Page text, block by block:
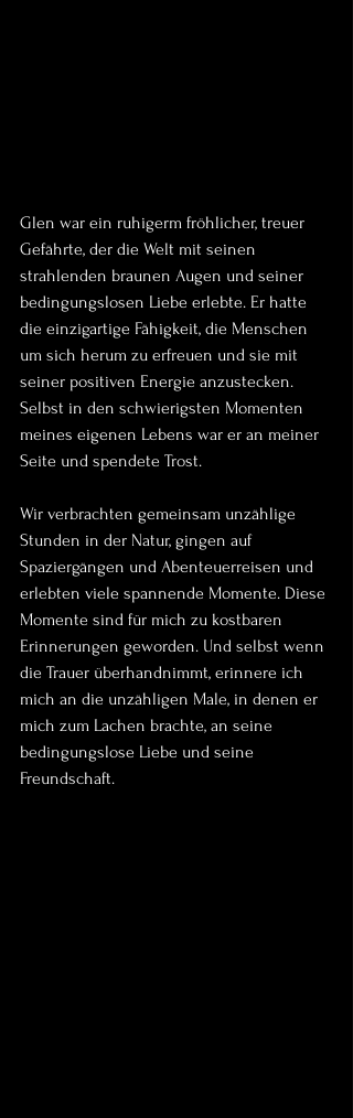
Glen war ein ruhigerm fröhlicher, treuer
Gefährte, der die Welt mit seinen
strahlenden braunen Augen und seiner
bedingungslosen Liebe erlebte. Er hatte
die einzigartige Fähigkeit, die Menschen
um sich herum zu erfreuen und sie mit
seiner positiven Energie anzustecken.
Selbst in den schwierigsten Momenten
meines eigenen Lebens war er an meiner
Seite und spendete Trost.
Wir verbrachten gemeinsam unzählige
Stunden in der Natur, gingen auf
Spaziergängen und Abenteuerreisen und
erlebten viele spannende Momente. Diese
Momente sind für mich zu kostbaren
Erinnerungen geworden. Und selbst wenn
die Trauer überhandnimmt, erinnere ich
mich an die unzähligen Male, in denen er
mich zum Lachen brachte, an seine
bedingungslose Liebe und seine
Freundschaft.